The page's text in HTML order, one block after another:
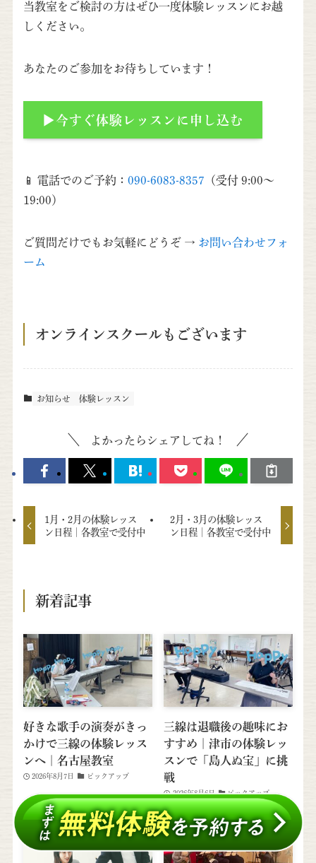
当教室をご検討の方はぜひ一度体験レッスンにお越
しください。
あなたのご参加をお待ちしています！
▶今すぐ体験レッスンに申し込む
📱 電話でのご予約： 090-6083-8357 （受付 9:00～
19:00）
ご質問だけでもお気軽にどうぞ → お問い合わせフォ
ーム
オンラインスクールもございます
お知らせ 体験レッスン
よかったらシェアしてね！
1月・2月の体験レッス
ン日程｜各教室で受付中
2月・3月の体験レッス
ン日程｜各教室で受付中
新着記事
好きな歌手の演奏がきっ
かけで三線の体験レッス
ンへ｜名古屋教室
2026年8月7日 ピックアップ
三線は退職後の趣味にお
すすめ｜津市の体験レッ
スンで「島人ぬ宝」に挑
戦
2026年8月6日 ピックアップ